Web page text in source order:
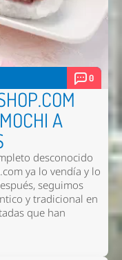
0
A
desconocido
ya lo vendía y lo
seguimos
y tradicional en
que han